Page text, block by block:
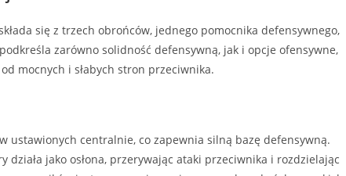
się z trzech obrońców, jednego pomocnika defensywnego,
zarówno solidność defensywną, jak i opcje ofensywne,
mocnych i słabych stron przeciwnika.
ustawionych centralnie, co zapewnia silną bazę defensywną.
jako osłona, przerywając ataki przeciwnika i rozdzielając